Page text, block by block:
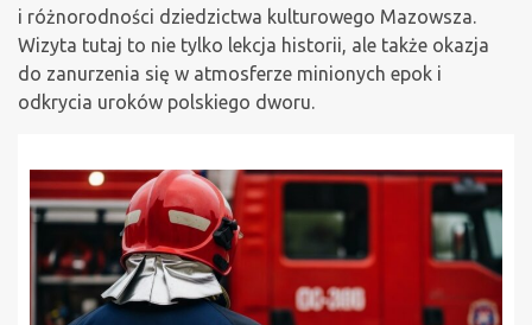
i różnorodności dziedzictwa kulturowego Mazowsza.
Wizyta tutaj to nie tylko lekcja historii, ale także okazja
do zanurzenia się w atmosferze minionych epok i
odkrycia uroków polskiego dworu.